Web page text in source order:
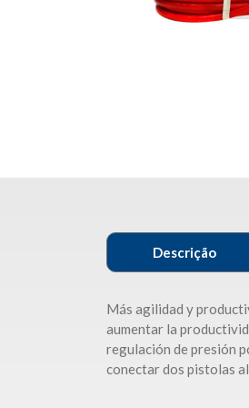
Descrição
Más agilidad y
aumentar la
regulación de presión
conectar dos pistolas